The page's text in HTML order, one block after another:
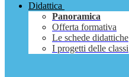
Didattica
Panoramica
Offerta formativa
Le schede didattiche
I progetti delle classi